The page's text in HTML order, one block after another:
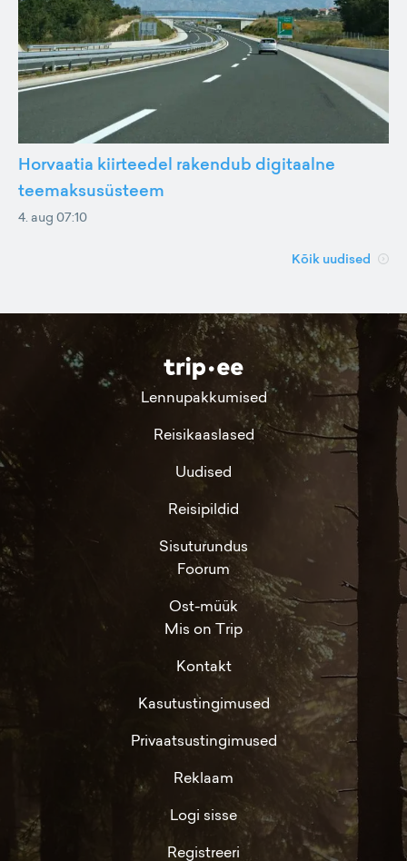
Horvaatia kiirteedel rakendub digitaalne
teemaksusüsteem
4. aug 07:10
Kõik uudised
Lennupakkumised
Reisikaaslased
Uudised
Reisipildid
Sisuturundus
Foorum
Ost-müük
Mis on Trip
Kontakt
Kasutustingimused
Privaatsustingimused
Reklaam
Logi sisse
Registreeri